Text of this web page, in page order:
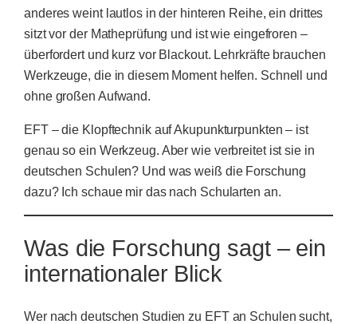
anderes weint lautlos in der hinteren Reihe, ein drittes
sitzt vor der Matheprüfung und ist wie eingefroren –
überfordert und kurz vor Blackout. Lehrkräfte brauchen
Werkzeuge, die in diesem Moment helfen. Schnell und
ohne großen Aufwand.
EFT – die Klopftechnik auf Akupunkturpunkten – ist
genau so ein Werkzeug. Aber wie verbreitet ist sie in
deutschen Schulen? Und was weiß die Forschung
dazu? Ich schaue mir das nach Schularten an.
Was die Forschung sagt – ein
internationaler Blick
Wer nach deutschen Studien zu EFT an Schulen sucht,